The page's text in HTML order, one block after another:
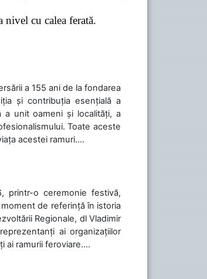
nivel cu calea ferată.
a 155 ani de la fondarea
și contribuția esențială a
a unit oameni și localități, a
Toate aceste
acestei ramuri....
printr-o ceremonie festivă,
de referință în istoria
Regionale, dl Vladimir
ai organizațiilor
ai ramurii feroviare....